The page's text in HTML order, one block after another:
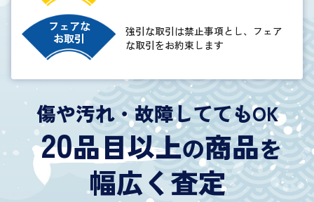
フェアな
お取引
強引な取引は禁止事項とし、フェア
な取引をお約束します
傷や汚れ・故障しててもOK
20品目以上の商品を
幅広く査定